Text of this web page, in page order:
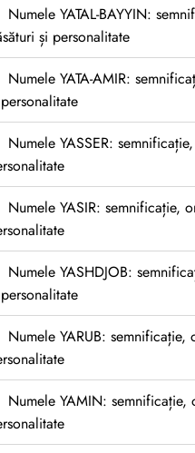
Numele YATAL-BAYYIN:
și personalitate
Numele YATA-AMIR:
Numele YASSER:
Numele YASIR: semnificație,
Numele YASHDJOB:
Numele YARUB: semnificație,
Numele YAMIN: semnificație,